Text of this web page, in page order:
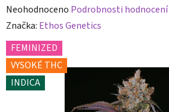
Průměrné
hodnocení
produktu
je
0,0
z
Neohodnoceno Podrobnosti hodnocení
Značka: Ethos Genetics
FEMINIZED
VYSOKÉ THC
INDICA